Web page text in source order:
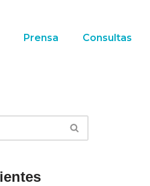
Prensa Consultas